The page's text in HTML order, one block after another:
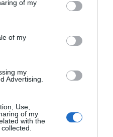
of my
of my
my
Advertising.
Use,
of my
with the
ευρέως στην Κρήτη ως
μπορεί να αναφέρεται σε
ποτών. Αν και στην
τον ίδιο τρόπο όπως η
να υπάρχει διαφορά στις
στοιχεία που